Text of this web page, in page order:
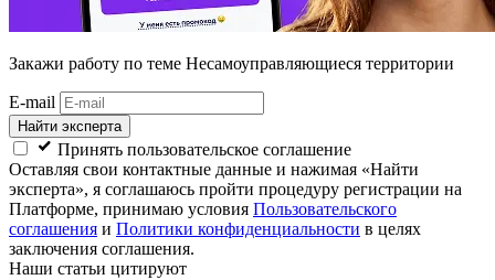
Закажи работу по теме Несамоуправляющиеся территории
E-mail
Найти эксперта
Принять пользовательское соглашение
Оставляя свои контактные данные и нажимая «Найти
эксперта», я соглашаюсь пройти процедуру регистрации на
Платформе, принимаю условия Пользовательского
соглашения и Политики конфиденциальности в целях
заключения соглашения.
Наши статьи цитируют